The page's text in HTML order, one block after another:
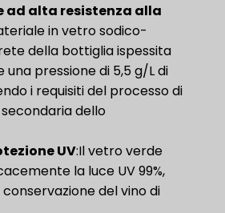
ad alta resistenza alla
in vetro sodico-
della bottiglia ispessita
pressione di 5,5 g/L di
i requisiti del processo di
dello
UV:Il vetro verde
la luce UV 99%,
del vino di